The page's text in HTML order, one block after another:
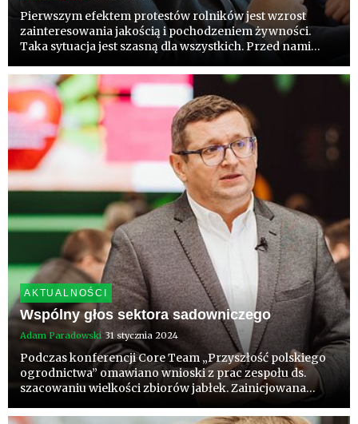
Pierwszym efektem protestów rolników jest wzrost
zainteresowania jakością i pochodzeniem żywności.
Taka sytuacja jest szasną dla wszystkich. Przed nami
produkujemy warzywa i owoce, i dlaczego warto jeść to
co lokalne i sezonowe. O...
AKTUALNOŚCI
Wspólny głos sektora sadowniczego
Adam Paradowski 31 stycznia 2024
Podczas konferencji Core Team „Przyszłość polskiego
ogrodnictwa” omawiano wnioski z prac zespołu ds.
szacowaniu wielkości zbiorów jabłek. Zainicjowana
szacowaniu zbiorów jest dziś szansą na historyczne